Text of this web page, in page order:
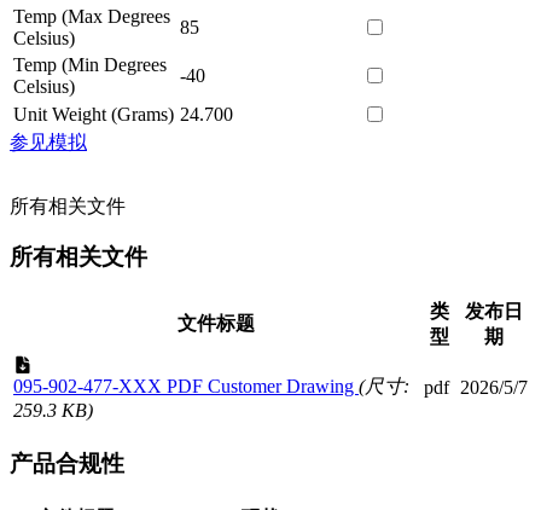
Temp (Max Degrees
Celsius)
85
Temp (Min Degrees
Celsius)
-40
Unit Weight (Grams) 24.700
参见模拟
所有相关文件
所有相关文件
文件标题
类
型
发布日
期
095-902-477-XXX PDF Customer Drawing (尺寸:
259.3 KB)
pdf 2026/5/7
产品合规性